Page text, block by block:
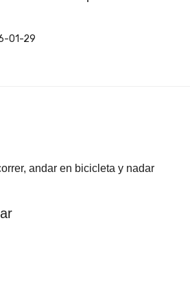
01-29
andar en bicicleta y nadar